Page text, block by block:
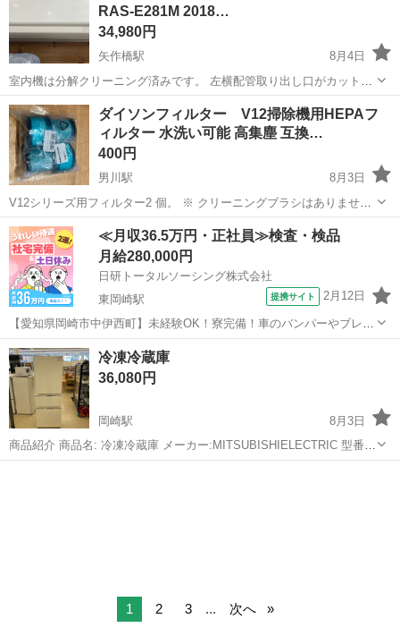
RAS-E281M 2018…
34,980円
矢作橋駅
8月4日
室内機は分解クリーニング済みです。 左横配管取り出し口がカットさ
れてます。 全体的に色ヤケ、スリ傷が多いです。 当店にてお取り付け
の場合のみ1年間の保証をお付けいたします。 畳数の目安 おもに6畳
用 冷房 ...
愛知 岡崎市 矢作橋駅 季節、空調家電 取り付け
ダイソンフィルター V12掃除機用HEPAフ
ィルター 水洗い可能 高集塵 互換…
400円
男川駅
8月3日
V12シリーズ用フィルター2 個。 ※ クリーニングブラシはありません
当方、対応機種を勘違いしてamazonで購入。 1個開封し、取り付けよ
うとしたタイミングで 勘違いに気付いた為、1個開封されてますが、
一度も使用して...
愛知 岡崎市 男川駅 生活家電 Fluffy
≪月収36.5万円・正社員≫検査・検品
月給280,000円
日研トータルソーシング株式会社
東岡崎駅
提携サイト 2月12日
【愛知県岡崎市中伊西町】未経験OK！寮完備！車のバンパーやブレー
キ部品等の加工・プレス・溶接《お仕事No.NS0372》 お仕事について
自動車のバンパーやサスペンション・ブレーキ部品等の製造（プレス
機械加工オペレーター・...
愛知 岡崎市 東岡崎駅
冷凍冷蔵庫
36,080円
岡崎駅
8月3日
商品紹介 商品名: 冷凍冷蔵庫 メーカー:MITSUBISHIELECTRIC 型番:
MR-CX33E-W 定格容量積:330L 製造年: 2020年製 寸法:
1 2 3 ... 次へ